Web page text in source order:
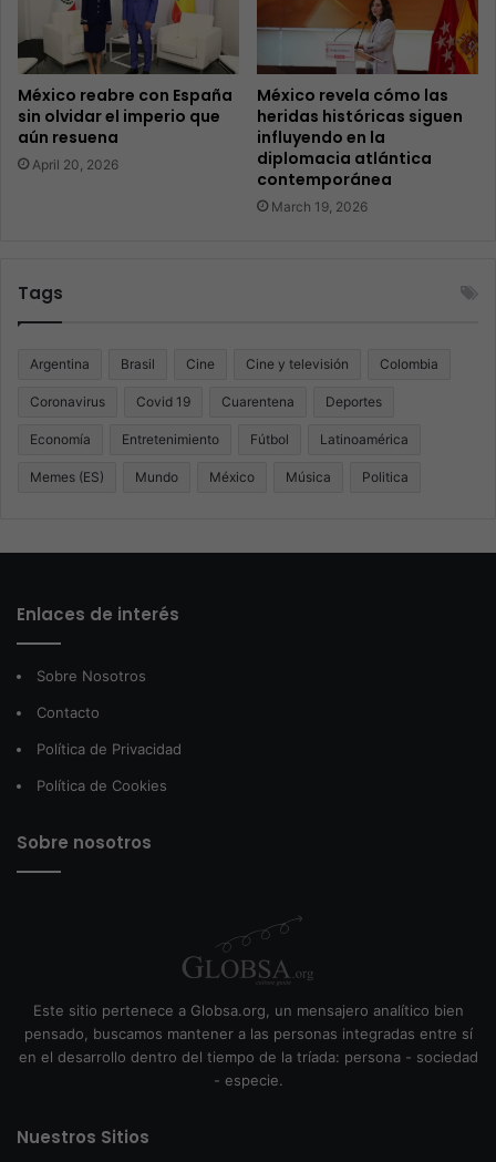
México reabre con España
sin olvidar el imperio que
aún resuena
April 20, 2026
México revela cómo las
heridas históricas siguen
influyendo en la
diplomacia atlántica
contemporánea
March 19, 2026
Tags
Argentina Brasil Cine Cine y televisión Colombia
Coronavirus Covid 19 Cuarentena Deportes
Economía Entretenimiento Fútbol Latinoamérica
Memes (ES) Mundo México Música Politica
Enlaces de interés
Sobre Nosotros
Contacto
Política de Privacidad
Política de Cookies
Sobre nosotros
Este sitio pertenece a Globsa.org, un mensajero analítico bien
pensado, buscamos mantener a las personas integradas entre sí
en el desarrollo dentro del tiempo de la tríada: persona - sociedad
- especie.
Nuestros Sitios